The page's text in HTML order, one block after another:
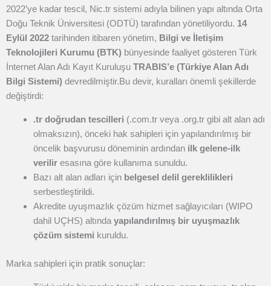
2022’ye kadar tescil, Nic.tr sistemi adıyla bilinen yapı altında Orta
Doğu Teknik Üniversitesi (ODTÜ) tarafından yönetiliyordu. 14
Eylül 2022 tarihinden itibaren yönetim, Bilgi ve İletişim
Teknolojileri Kurumu (BTK) bünyesinde faaliyet gösteren Türk
İnternet Alan Adı Kayıt Kuruluşu TRABIS’e (Türkiye Alan Adı
Bilgi Sistemi) devredilmiştir.Bu devir, kuralları önemli şekillerde
değiştirdi:
.tr doğrudan tescilleri (.com.tr veya .org.tr gibi alt alan adı
olmaksızın), önceki hak sahipleri için yapılandırılmış bir
öncelik başvurusu döneminin ardından ilk gelene-ilk
verilir esasına göre kullanıma sunuldu.
Bazı alt alan adları için belgesel delil gereklilikleri
serbestleştirildi.
Akredite uyuşmazlık çözüm hizmet sağlayıcıları (WIPO
dahil UÇHS) altında yapılandırılmış bir uyuşmazlık
çözüm sistemi kuruldu.
Marka sahipleri için pratik sonuçlar: